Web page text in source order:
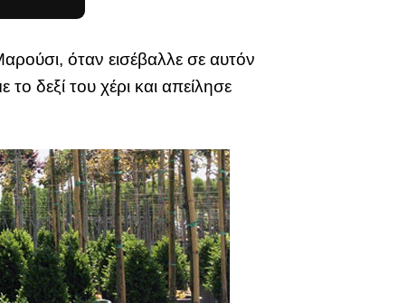
όταν εισέβαλλε σε αυτόν
δεξί του χέρι και απείλησε